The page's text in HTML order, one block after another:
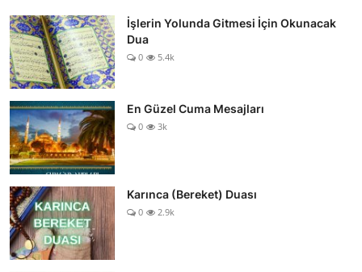
İşlerin Yolunda Gitmesi İçin Okunacak
Dua
0 5.4k
En Güzel Cuma Mesajları
0 3k
Karınca (Bereket) Duası
0 2.9k